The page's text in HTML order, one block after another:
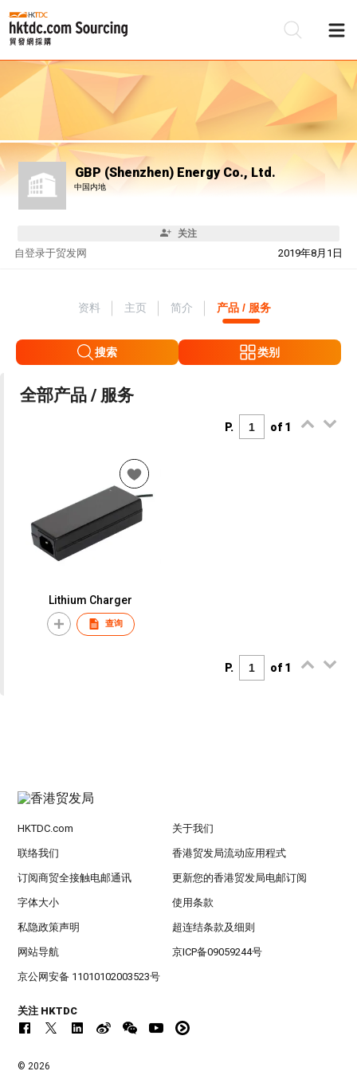
GBP (Shenzhen) Energy Co., Ltd.
中国内地
关注
自 2019年8月1日
登录于贸发网
资料 主页 简介 产品 / 服务
搜索 类别
全部产品 / 服务
P. of 1
Lithium Charger
查询
P. of 1
HKTDC.com 关于我们
联络我们 香港贸发局流动应用程式
订阅商贸全接触电邮通讯 更新您的香港贸发局电邮订阅
字体大小 使用条款
私隐政策声明 超连结条款及细则
网站导航 京ICP备09059244号
京公网安备 11010102003523号
关注 HKTDC
© 2026